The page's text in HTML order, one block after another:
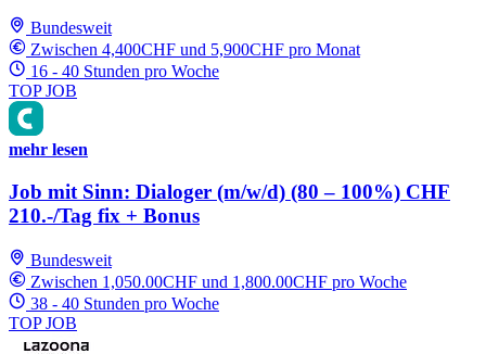
Bundesweit
Zwischen 4,400CHF und 5,900CHF pro Monat
16 - 40 Stunden pro Woche
TOP JOB
mehr lesen
Job mit Sinn: Dialoger (m/w/d) (80 – 100%) CHF
210.-/Tag fix + Bonus
Bundesweit
Zwischen 1,050.00CHF und 1,800.00CHF pro Woche
38 - 40 Stunden pro Woche
TOP JOB